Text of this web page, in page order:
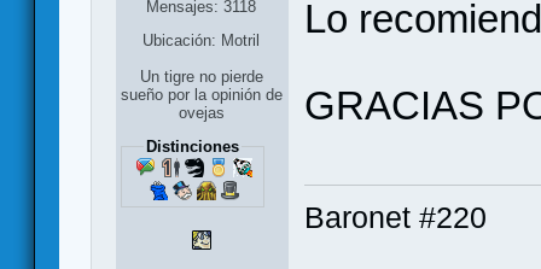
Mensajes: 3118
Ubicación: Motril
Un tigre no pierde
sueño por la opinión de
ovejas
Distinciones
Lo
GRACIAS
Baronet #220